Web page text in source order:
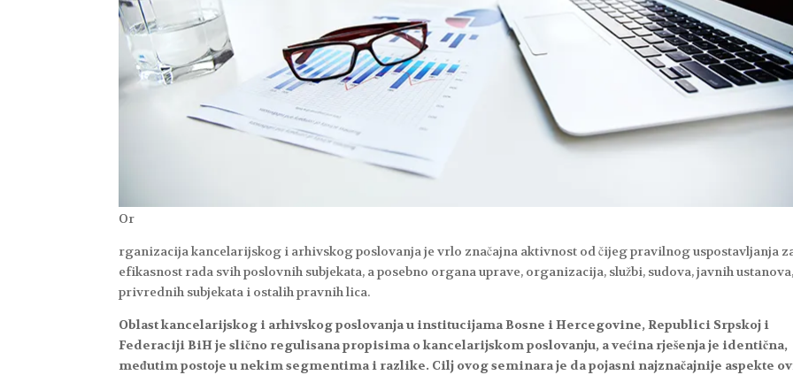
Or
rganizacija kancelarijskog i arhivskog poslovanja je vrlo značajna aktivnost od čijeg pravilnog uspostavljanja
efikasnost rada svih poslovnih subjekata, a posebno organa uprave, organizacija, službi, sudova, javnih ustanova,
privrednih subjekata i ostalih pravnih lica.
Oblast kancelarijskog i arhivskog poslovanja u institucijama Bosne i Hercegovine, Republici Srpskoj i
Federaciji BiH je slično regulisana propisima o kancelarijskom poslovanju, a većina rješenja je identična,
međutim postoje u nekim segmentima i razlike. Cilj ovog seminara je da pojasni najznačajnije aspekte